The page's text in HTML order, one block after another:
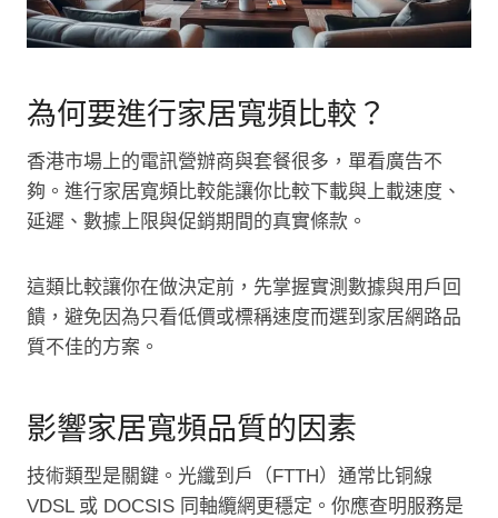
為何要進行家居寬頻比較？
香港市場上的電訊營辦商與套餐很多，單看廣告不
夠。進行家居寬頻比較能讓你比較下載與上載速度、
延遲、數據上限與促銷期間的真實條款。
這類比較讓你在做決定前，先掌握實測數據與用戶回
饋，避免因為只看低價或標稱速度而選到家居網路品
質不佳的方案。
影響家居寬頻品質的因素
技術類型是關鍵。光纖到戶（FTTH）通常比铜線
VDSL 或 DOCSIS 同軸纜網更穩定。你應查明服務是